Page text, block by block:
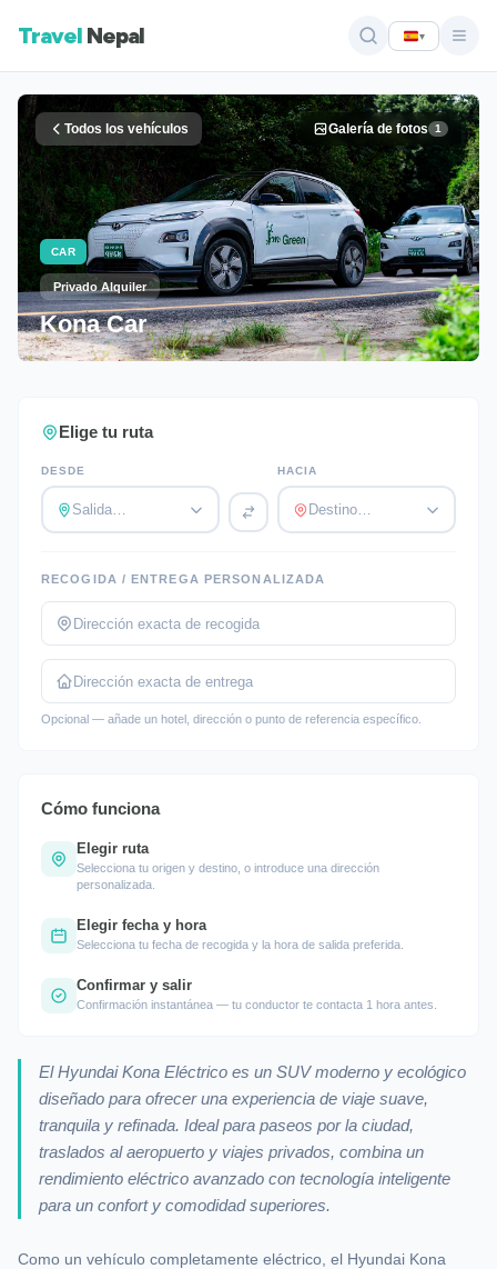
Travel Nepal ▾
Todos los vehículos Galería de fotos 1
CAR
Privado Alquiler
Kona Car
Elige tu ruta
DESDE
Salida…
HACIA
Destino…
RECOGIDA / ENTREGA PERSONALIZADA
Opcional — añade un hotel, dirección o punto de referencia específico.
Cómo funciona
Elegir ruta
Selecciona tu origen y destino, o introduce una dirección
personalizada.
Elegir fecha y hora
Selecciona tu fecha de recogida y la hora de salida preferida.
Confirmar y salir
Confirmación instantánea — tu conductor te contacta 1 hora antes.
El Hyundai Kona Eléctrico es un SUV moderno y ecológico
diseñado para ofrecer una experiencia de viaje suave,
tranquila y refinada. Ideal para paseos por la ciudad,
traslados al aeropuerto y viajes privados, combina un
rendimiento eléctrico avanzado con tecnología inteligente
para un confort y comodidad superiores.
Como un vehículo completamente eléctrico, el Hyundai Kona